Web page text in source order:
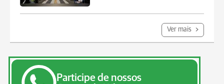
Ver mais
Participe de nossos